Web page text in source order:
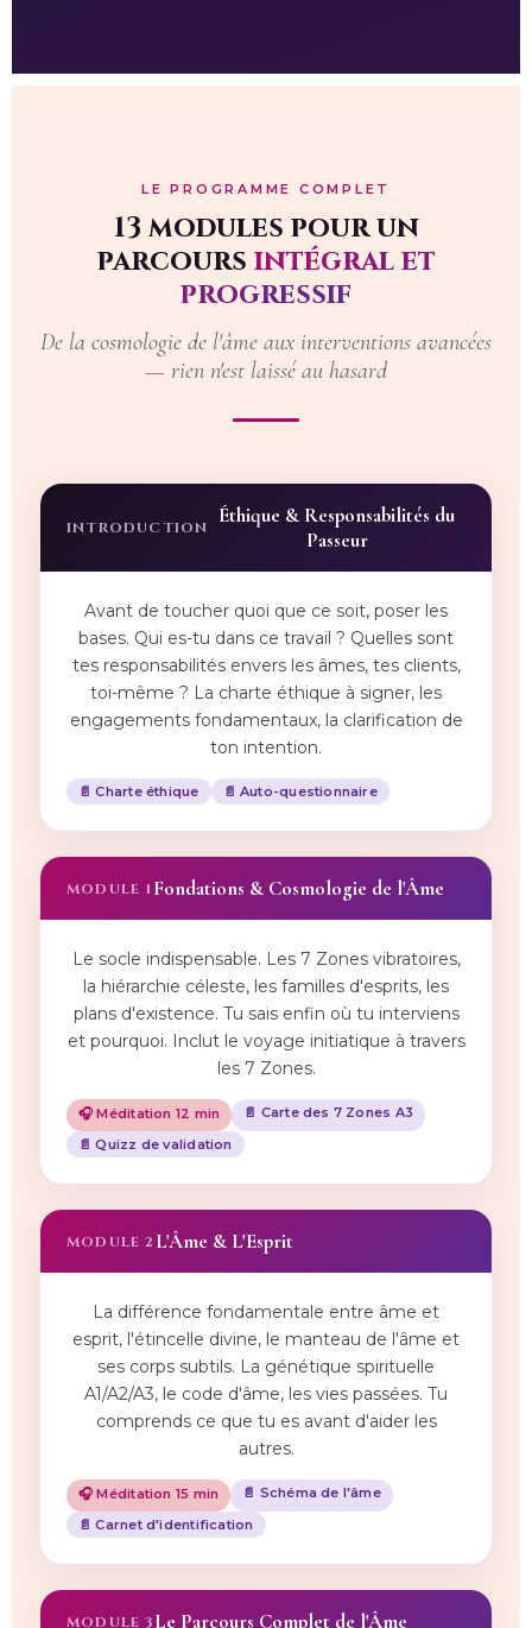
LE PROGRAMME COMPLET
13 modules pour un
parcours intégral et
progressif
De la cosmologie de l'âme aux interventions avancées
— rien n'est laissé au hasard
INTRODUCTION
Éthique & Responsabilités du
Passeur
Avant de toucher quoi que ce soit, poser les
bases. Qui es-tu dans ce travail ? Quelles sont
tes responsabilités envers les âmes, tes clients,
toi-même ? La charte éthique à signer, les
engagements fondamentaux, la clarification de
ton intention.
📄 Charte éthique 📄 Auto-questionnaire
MODULE 1 Fondations & Cosmologie de l'Âme
Le socle indispensable. Les 7 Zones vibratoires,
la hiérarchie céleste, les familles d'esprits, les
plans d'existence. Tu sais enfin où tu interviens
et pourquoi. Inclut le voyage initiatique à travers
les 7 Zones.
🎧 Méditation 12 min
📄 Carte des 7 Zones A3
📄 Quizz de validation
MODULE 2 L'Âme & L'Esprit
La différence fondamentale entre âme et
esprit, l'étincelle divine, le manteau de l'âme et
ses corps subtils. La génétique spirituelle
A1/A2/A3, le code d'âme, les vies passées. Tu
comprends ce que tu es avant d'aider les
autres.
🎧 Méditation 15 min
📄 Schéma de l'âme
📄 Carnet d'identification
MODULE 3Le Parcours Complet de l'Âme